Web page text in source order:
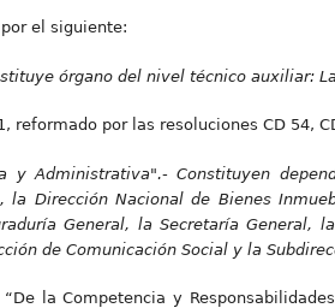
el siguiente:
órgano del nivel técnico auxiliar:
reformado por las resoluciones CD 54,
y Administrativa".- Constituyen
la Dirección Nacional de Bienes
General, la Secretaría General,
de Comunicación Social y la
la Competencia y